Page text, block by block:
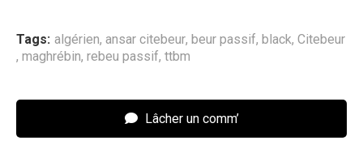
Tags: algérien, ansar citebeur, beur passif, black, Citebeur
, maghrébin, rebeu passif, ttbm
Lâcher un comm’